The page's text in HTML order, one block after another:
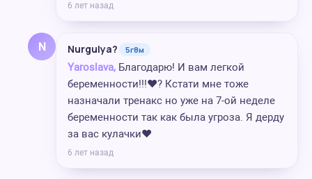
6 лет назад
N Nurgulya? 5г8м
Yaroslava, Благодарю! И вам легкой
беременности!!!❤️? Кстати мне тоже
назначали тренакс но уже на 7-ой неделе
беременности так как была угроза. Я дерду
за вас кулачки❤️
6 лет назад